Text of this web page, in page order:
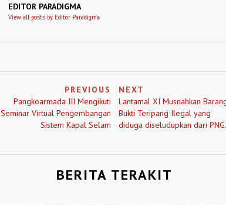
EDITOR PARADIGMA
View all posts by Editor Paradigma
PREVIOUS
Pangkoarmada III Mengikuti
Seminar Virtual Pengembangan
Sistem Kapal Selam
NEXT
Lantamal XI Musnahkan
Bukti Teripang Ilegal yang
diduga diseludupkan dari PNG.
BERITA TERAKIT